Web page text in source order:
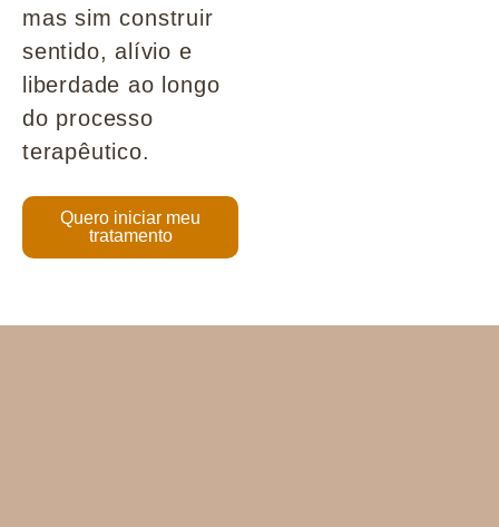
mas sim construir
sentido, alívio e
liberdade ao longo
do processo
terapêutico.
Quero iniciar meu
tratamento